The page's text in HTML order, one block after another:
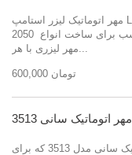
مهر اتوماتیک لیزر استامپ LS-
2050 مناسب برای ساخت انواع
مهر لیزری با هر...
600,000 تومان
مهر اتوماتیک سانی 3513
مهر اتوماتیک سانی مدل 3513 که برای